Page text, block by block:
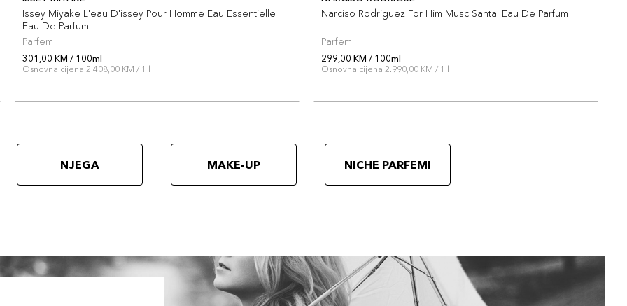
Issey Miyake L'eau D'issey Pour Homme Eau Essentielle
Eau De Parfum
Parfem
301,00 KM / 100ml
Osnovna cijena 2.408,00 KM / 1 l
Narciso Rodriguez For Him Musc Santal Eau De Parfum
Parfem
299,00 KM / 100ml
Osnovna cijena 2.990,00 KM / 1 l
NJEGA MAKE-UP NICHE PARFEMI